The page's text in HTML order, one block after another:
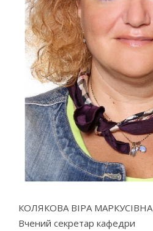
КОЛЯКОВА ВІРА МАРКУСІВНА
Вчений секретар кафедри